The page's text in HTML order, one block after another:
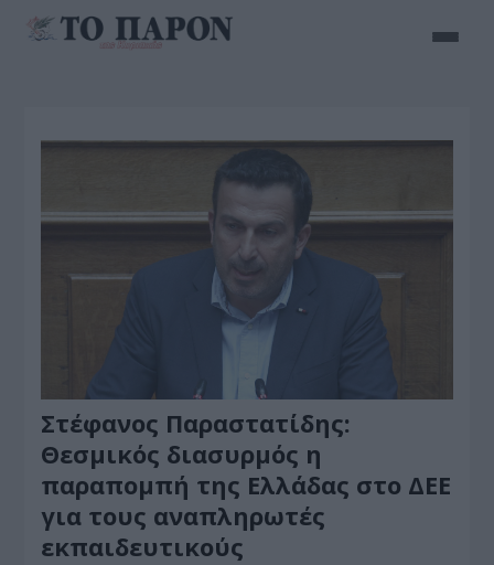
Στέφανος Παραστατίδης:
Θεσμικός διασυρμός η
παραπομπή της Ελλάδας στο ΔΕΕ
για τους αναπληρωτές
εκπαιδευτικούς